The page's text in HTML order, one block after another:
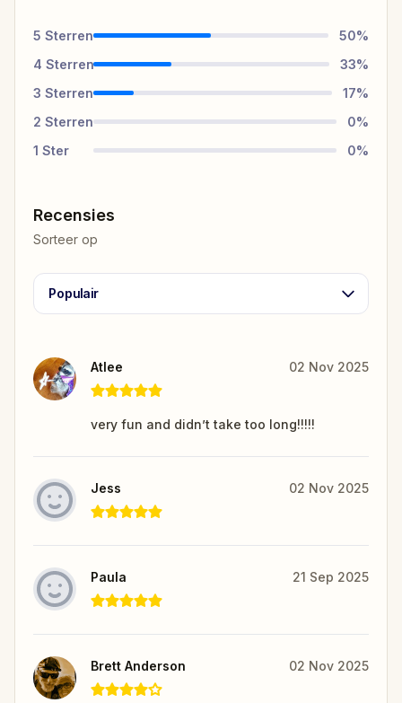
5 Sterren 50%
4 Sterren 33%
3 Sterren 17%
2 Sterren 0%
1 Ster 0%
Recensies
Sorteer op
Populair
Atlee 02 Nov 2025
very fun and didn’t take too long!!!!!
Jess 02 Nov 2025
Paula 21 Sep 2025
Brett Anderson 02 Nov 2025